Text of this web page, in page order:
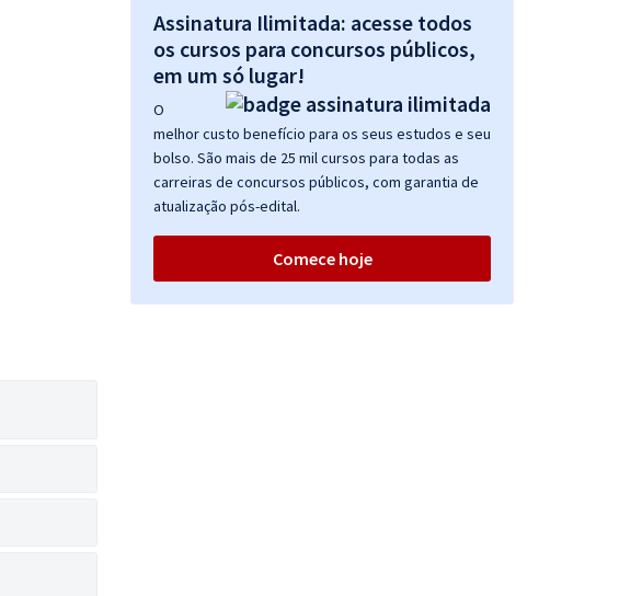
Assinatura Ilimitada: acesse todos
os cursos para concursos públicos,
em um só lugar!
O
melhor custo benefício para os seus estudos e seu
bolso. São mais de 25 mil cursos para todas as
carreiras de concursos públicos, com garantia de
atualização pós-edital.
Comece hoje